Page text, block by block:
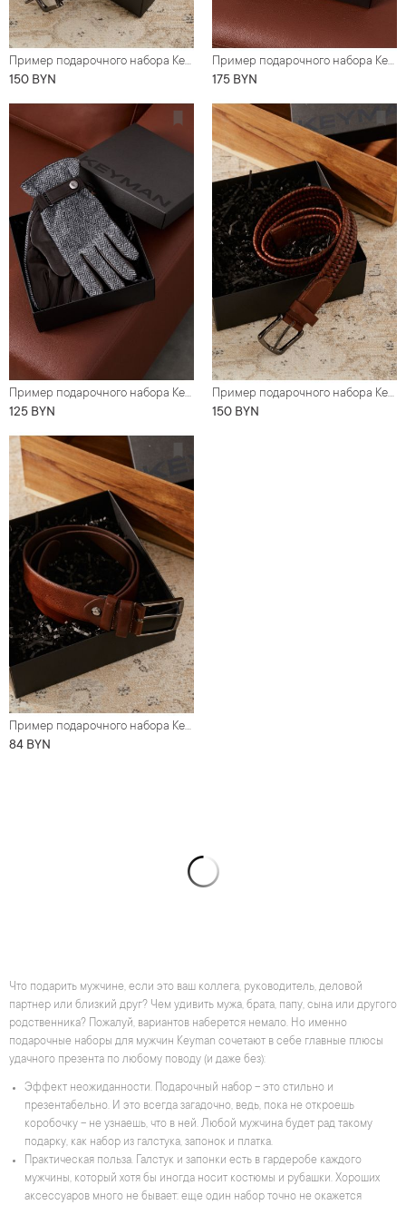
Пример подарочного набора Keyman (фирменная коробочка и коричневый плетеный ремень)
150 BYN
Пример подарочного набора Keyman (фирменная коробочка и кошелек из натуральной кожи)
175 BYN
Пример подарочного набора Keyman (фирменная коробочка и перчатки)
125 BYN
Пример подарочного набора Keyman (фирменная коробочка и рыжий плетеный ремень)
150 BYN
Пример подарочного набора Keyman (фирменная коробочка и рыжий ремень)
84 BYN
Что подарить мужчине, если это ваш коллега, руководитель, деловой
партнер или близкий друг? Чем удивить мужа, брата, папу, сына или другого
родственника? Пожалуй, вариантов наберется немало. Но именно
подарочные наборы для мужчин Keyman сочетают в себе главные плюсы
удачного презента по любому поводу (и даже без):
Эффект неожиданности. Подарочный набор – это стильно и
презентабельно. И это всегда загадочно, ведь, пока не откроешь
коробочку – не узнаешь, что в ней. Любой мужчина будет рад такому
подарку, как набор из галстука, запонок и платка.
Практическая польза. Галстук и запонки есть в гардеробе каждого
мужчины, который хотя бы иногда носит костюмы и рубашки. Хороших
аксессуаров много не бывает: еще один набор точно не окажется